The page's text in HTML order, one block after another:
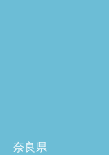
奈良県